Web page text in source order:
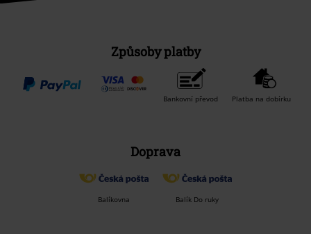
Způsoby platby
Bankovní převod Platba na dobírku
Doprava
Balíkovna Balík Do ruky